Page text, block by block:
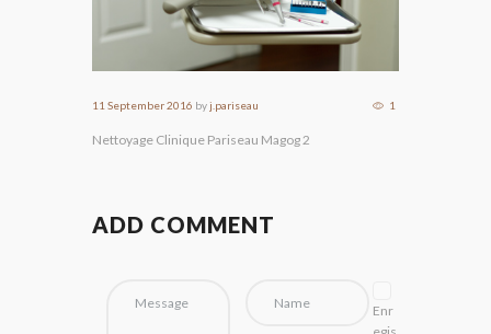
11 September 2016 byj.pariseau 1
Nettoyage Clinique Pariseau Magog 2
ADD COMMENT
Enr